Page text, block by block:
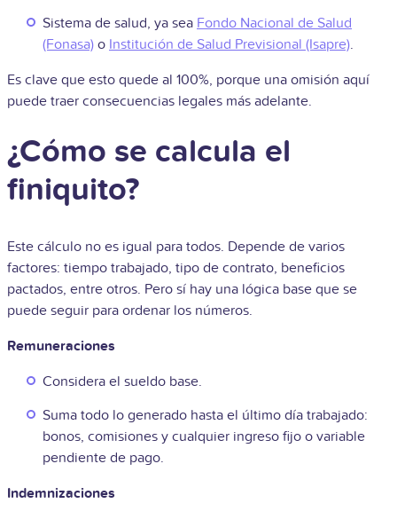
Sistema de salud, ya sea Fondo Nacional de Salud
(Fonasa) o Institución de Salud Previsional (Isapre).
Es clave que esto quede al 100%, porque una omisión aquí
puede traer consecuencias legales más adelante.
¿Cómo se calcula el
finiquito?
Este cálculo no es igual para todos. Depende de varios
factores: tiempo trabajado, tipo de contrato, beneficios
pactados, entre otros. Pero sí hay una lógica base que se
puede seguir para ordenar los números.
Remuneraciones
Considera el sueldo base.
Suma todo lo generado hasta el último día trabajado:
bonos, comisiones y cualquier ingreso fijo o variable
pendiente de pago.
Indemnizaciones